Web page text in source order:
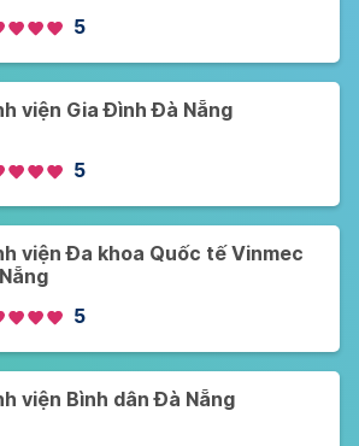
5
viện Gia Đình Đà Nẵng
5
viện Đa khoa Quốc tế Vinmec
5
viện Bình dân Đà Nẵng